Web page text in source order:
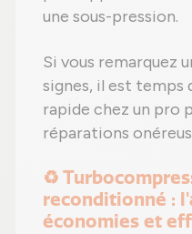
une sous-pression.
Si vous remarquez
signes, il est temps
rapide chez un pro
réparations
♻️
reconditionné :
économies et